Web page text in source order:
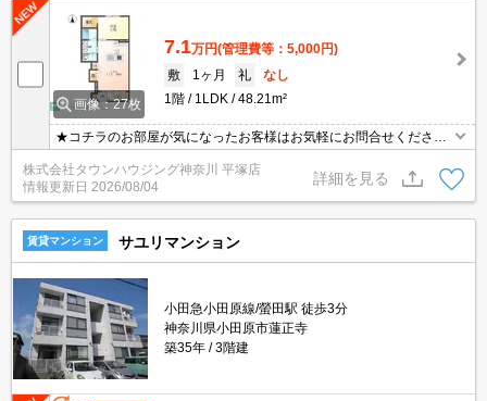
画像：27枚
7.1万円(管理費等：5,000円)
敷
1ヶ月 礼
なし
1階
1LDK 48.21m²
★コチラのお部屋が気になったお客様はお気軽にお問合せください
ませ★専門スタッフが詳細情報をご案内させていただきます！もち
ろん、他の物件もまとめてご紹介可能です！
株式会社タウンハウジング神奈川 平塚店
情報更新日 2026/08/04
詳細を見る
賃貸マンション サユリマンション
小田急小田原線/螢田駅 徒歩3分
神奈川県小田原市蓮正寺
築35年
3階建